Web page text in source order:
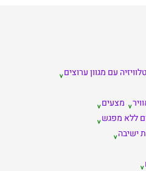
טלוויזיה עם מגוון ערוצים
מצעים
ללא מפגש
ישיבה